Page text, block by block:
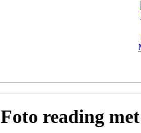
Foto reading